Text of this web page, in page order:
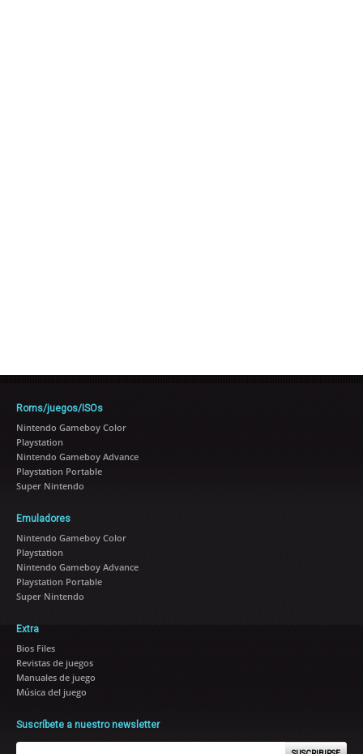
Roms/juegos/ISOs
Nintendo Gameboy Color
Playstation
Nintendo Gameboy Advance
Playstation Portable
Super Nintendo
Emuladores
Nintendo Gameboy Color
Playstation
Nintendo Gameboy Advance
Playstation Portable
Super Nintendo
Extra
Bios Files
Revistas de juegos
Manuales de juego
Música del juego
Suscríbete a nuestro newsletter